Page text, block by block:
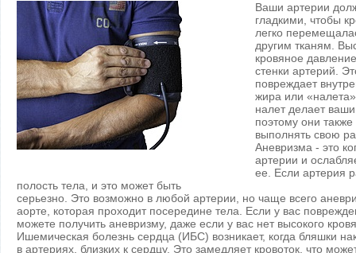
Ваши артерии
гладкими, чтобы
легко
другим тканям.
кровяное
стенки артерий.
повреждает
жира или
налет делает
поэтому они также
выполнять свою
Аневризма - это
артерии и
ее. Если артерия
полость тела, и это может быть
серьезно. Это возможно в любой артерии, но чаще всего
аорте, которая проходит посередине тела. Если у вас
можете получить аневризму, даже если у вас нет высокого
Ишемическая болезнь сердца (ИБС) возникает, когда бляшки
в артериях, близких к сердцу. Это замедляет кровоток, что